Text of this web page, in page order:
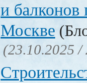
и
Москве
(23.10.2025 /